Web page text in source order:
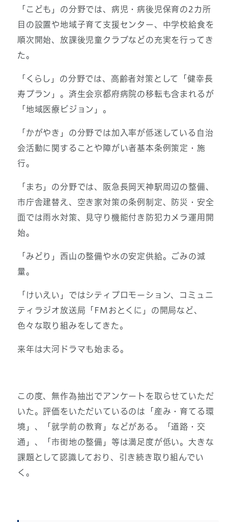
「こども」の分野では、病児・病後児保育の2カ所
目の設置や地域子育て支援センター、中学校給食を
順次開始、放課後児童クラブなどの充実を行ってき
た。
「くらし」の分野では、高齢者対策として「健幸長
寿プラン」。済生会京都府病院の移転も含まれるが
「地域医療ビジョン」。
「かがやき」の分野では加入率が低迷している自治
会活動に関することや障がい者基本条例策定・施
行。
「まち」の分野では、阪急長岡天神駅周辺の整備、
市庁舎建替え、空き家対策の条例制定、防災・安全
面では雨水対策、見守り機能付き防犯カメラ運用開
始。
「みどり」西山の整備や水の安定供給。ごみの減
量。
「けいえい」ではシティプロモーション、コミュニ
ティラジオ放送局「FMおとくに」の開局など、
色々な取り組みをしてきた。
来年は大河ドラマも始まる。
この度、無作為抽出でアンケートを取らせていただ
いた。評価をいただいているのは「産み・育てる環
境」、「就学前の教育」などがある。「道路・交
通」、「市街地の整備」等は満足度が低い。大きな
課題として認識しており、引き続き取り組んでい
く。